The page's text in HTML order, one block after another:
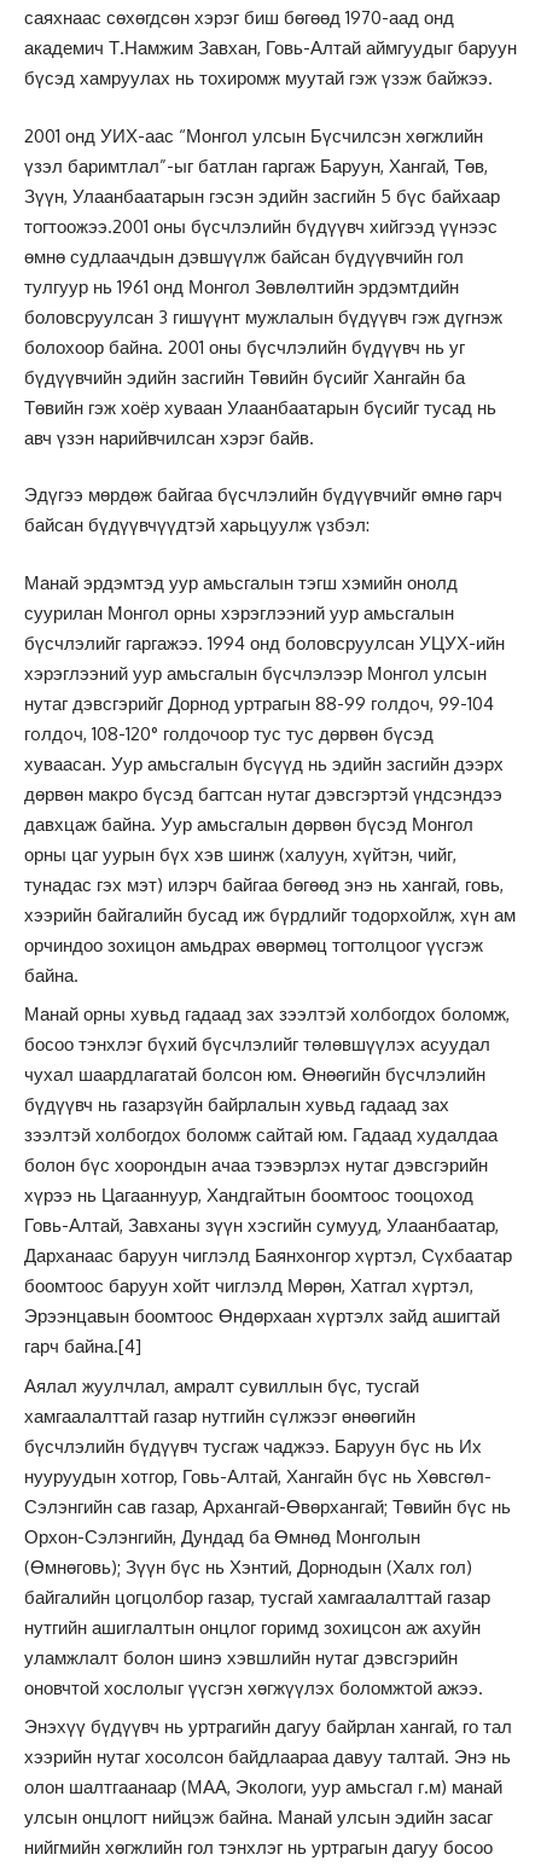
саяхнаас сөхөгдсөн хэрэг биш бөгөөд 1970-аад онд
академич Т.Намжим Завхан, Говь-Алтай аймгуудыг баруун
бүсэд хамруулах нь тохиромж муутай гэж үзэж байжээ.
2001 онд УИХ-аас “Монгол улсын Бүсчилсэн хөгжлийн
үзэл баримтлал”-ыг батлан гаргаж Баруун, Хангай, Төв,
Зүүн, Улаанбаатарын гэсэн эдийн засгийн 5 бүс байхаар
тогтоожээ.2001 оны бүсчлэлийн бүдүүвч хийгээд үүнээс
өмнө судлаачдын дэвшүүлж байсан бүдүүвчийн гол
тулгуур нь 1961 онд Монгол Зөвлөлтийн эрдэмтдийн
боловсруулсан 3 гишүүнт мужлалын бүдүүвч гэж дүгнэж
болохоор байна. 2001 оны бүсчлэлийн бүдүүвч нь уг
бүдүүвчийн эдийн засгийн Төвийн бүсийг Хангайн ба
Төвийн гэж хоёр хуваан Улаанбаатарын бүсийг тусад нь
авч үзэн нарийвчилсан хэрэг байв.
Эдүгээ мөрдөж байгаа бүсчлэлийн бүдүүвчийг өмнө гарч
байсан бүдүүвчүүдтэй харьцуулж үзбэл:
Манай эрдэмтэд уур амьсгалын тэгш хэмийн онолд
суурилан Монгол орны хэрэглээний уур амьсгалын
бүсчлэлийг гаргажээ. 1994 онд боловсруулсан УЦУХ-ийн
хэрэглээний уур амьсгалын бүсчлэлээр Монгол улсын
нутаг дэвсгэрийг Дорнод уртрагын 88-99 гoлдoч, 99-104
гoлдoч, 108-120° голдочоор тус тус дөрвөн бүсэд
хуваасан. Уур амьсгалын бүсүүд нь эдийн засгийн дээрх
дөрвөн макро бүсэд багтсан нутаг дэвсгэртэй үндсэндээ
давхцаж байна. Уур амьсгалын дөрвөн бүсэд Монгол
орны цаг уурын бүх хэв шинж (халуун, хүйтэн, чийг,
тунадас гэх мэт) илэрч байгаа бөгөөд энэ нь хангай, говь,
хээрийн байгалийн бусад иж бүрдлийг тодорхойлж, хүн ам
орчиндоо зохицон амьдрах өвөрмөц тогтолцоог үүсгэж
байна.
Манай орны хувьд гадаад зах зээлтэй холбогдох боломж,
босоо тэнхлэг бүхий бүсчлэлийг төлөвшүүлэх асуудал
чухал шаардлагатай болсон юм. Өнөөгийн бүсчлэлийн
бүдүүвч нь газарзүйн байрлалын хувьд гадаад зах
зээлтэй холбогдох боломж сайтай юм. Гадаад худалдаа
болон бүс хоорондын ачаа тээвэрлэх нутаг дэвсгэрийн
хүрээ нь Цагааннуур, Хандгайтын боомтоос тооцоход
Говь-Алтай, Завханы зүүн хэсгийн сумууд, Улаанбаатар,
Дарханаас баруун чиглэлд Баянхонгор хүртэл, Сүхбаатар
боомтоос баруун хойт чиглэлд Мөрөн, Хатгал хүртэл,
Эрээнцавын боомтоос Өндөрхаан хүртэлх зайд ашигтай
гарч байна.[4]
Аялал жуулчлал, амралт сувиллын бүс, тусгай
хамгаалалттай газар нутгийн сүлжээг өнөөгийн
бүсчлэлийн бүдүүвч тусгаж чаджээ. Баруун бүс нь Их
нууруудын хотгор, Говь-Алтай, Хангайн бүс нь Хөвсгөл-
Сэлэнгийн сав газар, Архангай-Өвөрхангай; Төвийн бүс нь
Орхон-Сэлэнгийн, Дундад ба Өмнөд Монголын
(Өмнөговь); Зүүн бүс нь Хэнтий, Дорнодын (Халх гол)
байгалийн цогцолбор газар, тусгай хамгаалалттай газар
нутгийн ашиглалтын онцлог горимд зохицсон аж ахуйн
уламжлалт болон шинэ хэвшлийн нутаг дэвсгэрийн
оновчтой хослолыг үүсгэн хөгжүүлэх боломжтой ажээ.
Энэхүү бүдүүвч нь уртрагийн дагуу байрлан хангай, го тал
хээрийн нутаг хосолсон байдлаараа давуу талтай. Энэ нь
олон шалтгаанаар (МАА, Экологи, уур амьсгал г.м) манай
улсын онцлогт нийцэж байна. Манай улсын эдийн засаг
нийгмийн хөгжлийн гол тэнхлэг нь уртрагын дагуу босоо